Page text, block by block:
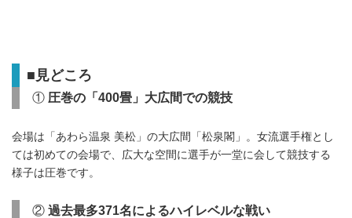
■ 見どころ
① 圧巻の「 400畳」大広間での競技
会場は「あわら温泉 美松」の大広間「松泉閣」。女流選手権とし
ては初めての会場で、広大な空間に選手が一堂に会して競技する
様子は圧巻です。
② 過去最多371名によるハイレベルな戦い